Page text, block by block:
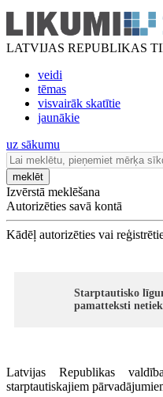
LATVIJAS REPUBLIKAS
veidi
tēmas
visvairāk skatītie
jaunākie
uz sākumu
meklēt
Izvērstā meklēšana
Autorizēties savā kontā
Kādēļ autorizēties vai
Starptautisko
pamatteksti
Latvijas Republikas
starptautiskajiem